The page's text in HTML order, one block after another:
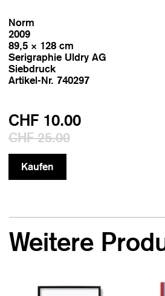
Norm
2009
89,5 × 128 cm
Serigraphie Uldry AG
Siebdruck
Artikel-Nr. 740297
CHF 10.00
CHF 25.00
Weitere